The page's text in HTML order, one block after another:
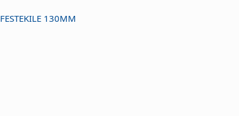
FESTEKILE 130MM